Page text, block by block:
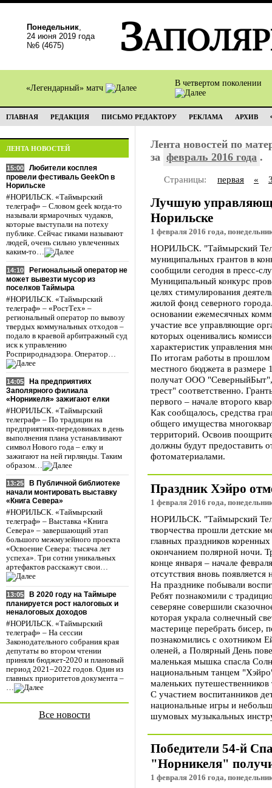
Понедельник,
24 июня 2019 года
№6 (4675)
«Легендарный» матч
В четвертом поколении
ГЛАВНАЯ РЕДАКЦИЯ ПИСЬМО РЕДАКТОРУ РЕКЛАМА АРХИВ
ЛЕНТА НОВОСТЕЙ
15:00
Любители косплея
провели фестиваль GeekOn в
Норильске
#НОРИЛЬСК. «Таймырский
телеграф» – Словом geek когда-то
называли ярмарочных чудаков,
которые выступали на потеху
публике. Сейчас гиками называют
людей, очень сильно увлеченных
каким-то…
14:10
Региональный оператор не
может вывезти мусор из
поселков Таймыра
#НОРИЛЬСК. «Таймырский
телеграф» – «РостТех» –
региональный оператор по вывозу
твердых коммунальных отходов –
подало в краевой арбитражный суд
иск к управлению
Росприроднадзора. Оператор…
14:05
На предприятиях
Заполярного филиала
«Норникеля» зажигают елки
#НОРИЛЬСК. «Таймырский
телеграф» – По традиции на
предприятиях-передовиках в день
выполнения плана устанавливают
символ Нового года – елку и
зажигают на ней гирлянды. Таким
образом…
13:25
В Публичной библиотеке
начали монтировать выставку
«Книга Севера»
#НОРИЛЬСК. «Таймырский
телеграф» – Выставка «Книга
Севера» – завершающий этап
большого межмузейного проекта
«Освоение Севера: тысяча лет
успеха». Три сотни уникальных
артефактов расскажут свои…
13:05
В 2020 году на Таймыре
планируется рост налоговых и
неналоговых доходов
#НОРИЛЬСК. «Таймырский
телеграф» – На сессии
Законодательного собрания края
депутаты во втором чтении
приняли бюджет-2020 и плановый
период 2021–2022 годов. Один из
главных приоритетов документа –
…
Все новости
Лента новостей по
за февраль 2016 года .
Страницы: первая «
Лучшую
Норильске
1 февраля 2016 года,
НОРИЛЬСК. "Таймырский
муниципальных грантов в
сообщили сегодня в пресс-
Муниципальный конкурс
целях стимулирования
жилой фонд северного
основании ежемесячных
участие все управляющие
которых оценивались
характеристик управления
По итогам работы в прошлом
местного бюджета в
получат ООО
трест" соответственно.
первого – начале второго
Как сообщалось, средства
общего имущества
территорий. Освоив
должны будут предоставить
фотоматериалами.
Праздник Хэйро
1 февраля 2016 года,
НОРИЛЬСК. "Таймырский
творчества прошли детские
главных праздников
окончанием полярной ночи.
конце января – начале
отсутствия вновь появляется
На празднике побывали
Ребят познакомили с
северяне совершили
которая украла солнечный
мастерице перебрать бисер,
познакомились с охотником
оленей, а Полярный День
маленькая мышка спасла
национальным танцем
маленьких
С участием воспитанников
национальные игры и
шумовых музыкальных
Победители 54-й
"Норникеля"
1 февраля 2016 года,